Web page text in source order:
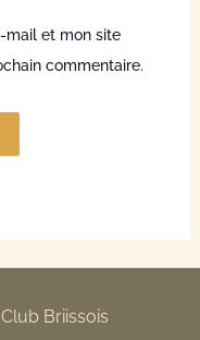
mail et mon site
commentaire.
Briissois